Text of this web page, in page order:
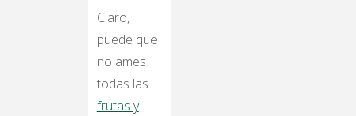
Claro,
puede que
no ames
todas las
frutas y